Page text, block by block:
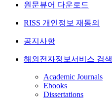
원문뷰어 다운로드
RISS 개인정보 재동의
공지사항
해외전자정보서비스 검색
Academic Journals
Ebooks
Dissertations